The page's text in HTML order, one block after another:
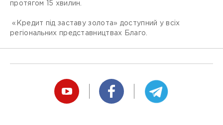
протягом 15 хвилин.
«Кредит під заставу золота» доступний у всіх
регіональних представництвах Благо.